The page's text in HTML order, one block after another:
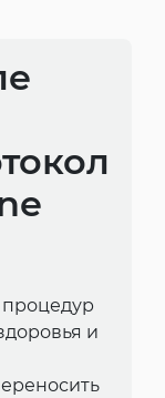
процедур
и